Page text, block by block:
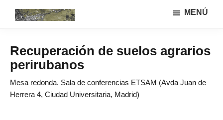
lateral
principal
y
sistemas
agrarios
investigación
GIAU+S
MENÚ
Recuperación de suelos agrarios
perirubanos
Mesa redonda. Sala de conferencias ETSAM (Avda Juan de
Herrera 4, Ciudad Universitaria, Madrid)